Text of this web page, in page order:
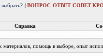
|ВОПРОС-ОТВЕТ-СОВЕТ
Справка
помощь в выборе, опыт